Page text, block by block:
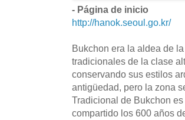
- Página de inicio
http://hanok.seoul.go.kr/
Bukchon era la aldea de
tradicionales de la clase
conservando sus estilos
antigüedad, pero la zona
Tradicional de Bukchon
compartido los 600 años